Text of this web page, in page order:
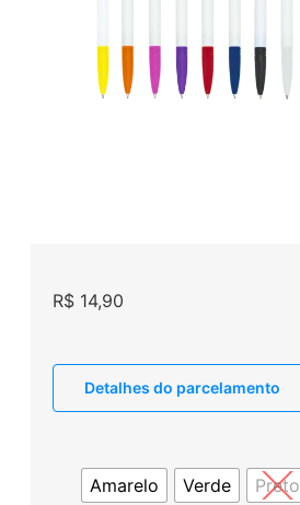
R$14,90
Detalhes do parcelamento
Amarelo Verde
Preto